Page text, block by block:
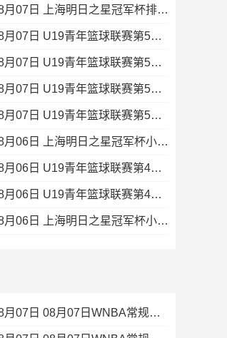
2026年08月07日 上海明日之星冠军杯排位赛 毕尔巴鄂竞技U17 VS 热刺U17 全场录像
2026年08月07日 U19青年篮球联赛第5轮 青岛国信海天U19 VS 天津荣钢U19 全场录像
2026年08月07日 U19青年篮球联赛第5轮 浙江广厦U19 VS 新疆广汇U19 全场录像
2026年08月07日 U19青年篮球联赛第5轮 山东山高U19 VS 辽宁沈阳三生U19 全场录像
2026年08月07日 U19青年篮球联赛第5轮 深圳新世纪U19 VS 四川锦城U19 全场录像
2026年08月06日 上海明日之星冠军杯小组赛 托特纳姆热刺U17 VS 葡萄牙体育U17 全场录像
2026年08月06日 U19青年篮球联赛第4轮 深圳新世纪U19 VS 山西汾酒U19 全场录像
2026年08月06日 U19青年篮球联赛第4轮 山东山高U19 VS 福建浔兴U19 全场录像
2026年08月06日 上海明日之星冠军杯小组赛 上海U17 VS 河床U17 全场录像
2026年08月07日 08月07日WNBA常规赛 多伦多节奏 83 - 97 波特兰火焰 集锦